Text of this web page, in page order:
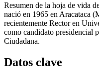
Resumen de la hoja de vida
nació en 1965 en Aracataca
recientemente Rector en
como candidato presidencial
Ciudadana.
Datos clave